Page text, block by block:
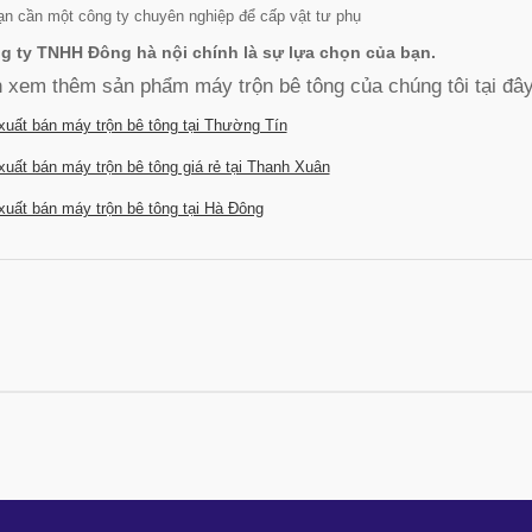
cần một công ty chuyên nghiệp để cấp vật tư phụ
ty TNHH Đông hà nội chính là sự lựa chọn của bạn.
xem thêm sản phẩm máy trộn bê tông của chúng tôi tại
bán máy trộn bê tông tại Thường Tín
bán máy trộn bê tông giá rẻ tại Thanh Xuân
bán máy trộn bê tông tại Hà Đông